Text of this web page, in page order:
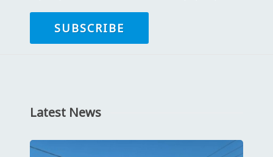
SUBSCRIBE
Latest News